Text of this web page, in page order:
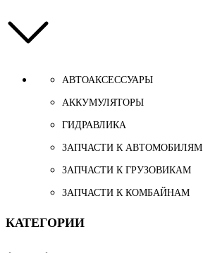
АВТОАКСЕССУАРЫ
АККУМУЛЯТОРЫ
ГИДРАВЛИКА
ЗАПЧАСТИ К АВТОМОБИЛЯМ
ЗАПЧАСТИ К ГРУЗОВИКАМ
ЗАПЧАСТИ К КОМБАЙНАМ
КАТЕГОРИИ